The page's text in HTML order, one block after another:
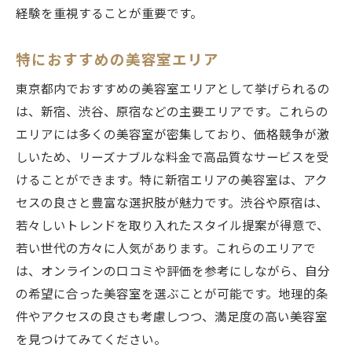
経験を重視することが重要です。
特におすすめの美容室エリア
東京都内でおすすめの美容室エリアとして挙げられるの
は、新宿、渋谷、原宿などの主要エリアです。これらの
エリアには多くの美容室が密集しており、価格競争が激
しいため、リーズナブルな料金で高品質なサービスを受
けることができます。特に新宿エリアの美容室は、アク
セスの良さと豊富な選択肢が魅力です。渋谷や原宿は、
若々しいトレンドを取り入れたスタイル提案が得意で、
若い世代の方々に人気があります。これらのエリアで
は、オンラインの口コミや評価を参考にしながら、自分
の希望に合った美容室を選ぶことが可能です。地理的条
件やアクセスの良さも考慮しつつ、満足度の高い美容室
を見つけてみてください。